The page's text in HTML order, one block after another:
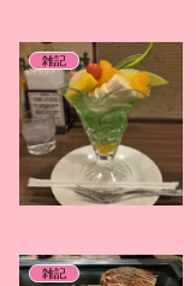
雑記
雑記